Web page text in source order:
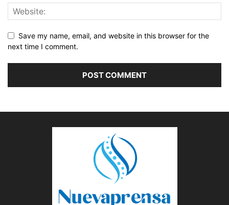
Save my name, email, and website in this browser for the
next time I comment.